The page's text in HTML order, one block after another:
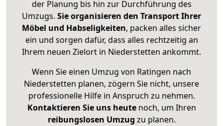
der Planung bis hin zur Durchführung des
Umzugs. Sie organisieren den Transport Ihrer
Möbel und Habseligkeiten, packen alles sicher
ein und sorgen dafür, dass alles rechtzeitig an
Ihrem neuen Zielort in Niederstetten ankommt.
Wenn Sie einen Umzug von Ratingen nach
Niederstetten planen, zögern Sie nicht, unsere
professionelle Hilfe in Anspruch zu nehmen.
Kontaktieren Sie uns heutenoch, um Ihren
reibungslosen Umzug zu planen.